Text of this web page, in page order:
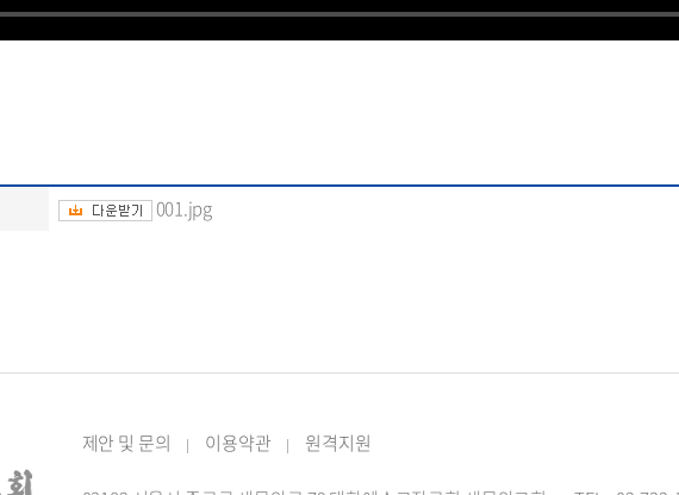
001.jpg
제안 및 문의 | 이용약관 | 원격지원